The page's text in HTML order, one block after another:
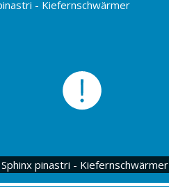
Sphinx pinastri - Kiefernschwärmer